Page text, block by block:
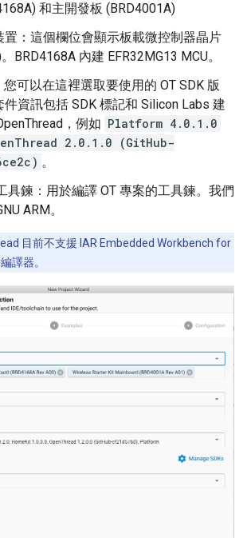
和主開發板 (BRD4001A)
置：這個欄位會顯示板載微控制器晶片
BRD4168A 內建 EFR32MG13 MCU。
您可以在這裡選取要使用的 OT SDK 版
件資訊包括 SDK 標記和 Silicon Labs 建
，例如 Platform 4.0.1.0
2.0.1.0 (GitHub-
。
具鍊：用於編譯 OT 專案的工具鍊。我們
ARM。
目前不支援 IAR Embedded Workbench for
譯器。